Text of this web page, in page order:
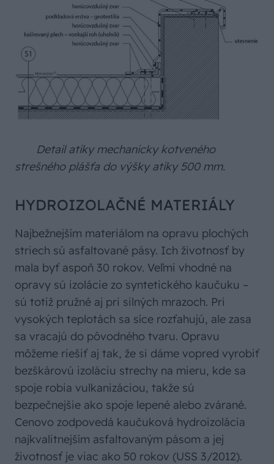
Detail atiky mechanicky kotveného
strešného plášťa do výšky atiky 500 mm.
HYDROIZOLAČNÉ MATERIÁLY
Najbežnejším materiálom na opravu plochých
striech sú asfaltované pásy. Ich životnosť by
mala byť aspoň 30 rokov. Veľmi vhodné na
opravy sú izolácie zo syntetického kaučuku –
sú totiž pružné aj pri silných mrazoch. Pri
vysokých teplotách sa síce rozťahujú, ale zasa
sa vracajú do pôvodného tvaru. Opravu
môžeme riešiť aj tak, že si dáme vopred vyrobiť
bezškárovú izoláciu strechy na mieru, kde sa
spoje robia vulkanizáciou, takže sú
bezpečnejšie ako spoje lepené alebo zvárané.
Cenovo zodpovedá kaučuková hydroizolácia
najkvalitnejším asfaltovaným pásom a jej
životnosť je viac ako 50 rokov (USS 3/2012).